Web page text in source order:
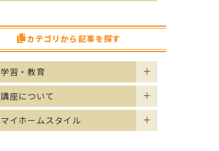
カテゴリから記事を探す
学習・教育
講座について
マイホームスタイル